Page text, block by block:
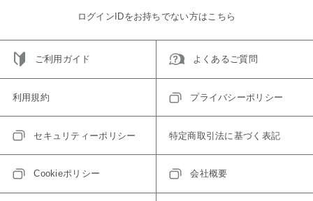
ログインIDをお持ちでない方はこちら
ご利用ガイド よくあるご質問
利用規約 プライバシーポリシー
セキュリティーポリシー 特定商取引法に基づく表記
Cookieポリシー 会社概要